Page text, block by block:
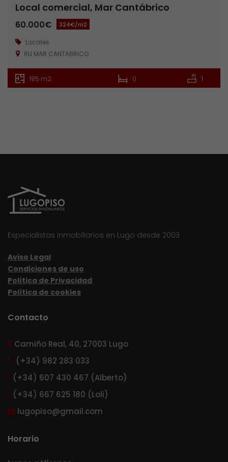
Local comercial, Mar Cantábrico
60.000€ 324€/m2
Locales
RU MAR CANTABRICO
185 m2 0 1
Especialistas inmobiliarios en Lugo desde 2003
Aviso Legal
Condiciones de uso
Política de Privacidad
Política de cookies
Contacto
Camiño Real, 40, 27003 Lugo
(+34) 982 283 033
(+34) 607 430 467 (Alberto)
(+34) 667 625 180 (Loli)
lugopiso@gmail.com
Horario